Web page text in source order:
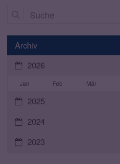
Archiv
2026
Jan Feb Mär
2025
2024
2023